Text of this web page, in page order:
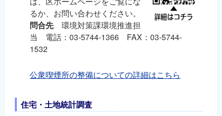
るか、お問い合わせください。
問合先環境対策課環境推進担
当 電話：03-5744-1366 FAX：03-5744-
1532
公衆喫煙所の整備についての詳細はこちら
住宅・土地統計調査